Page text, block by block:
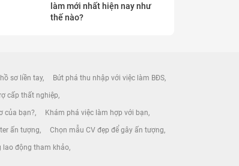
làm mới nhất hiện nay như
thế nào?
sơ liền tay Bứt phá thu nhập với việc làm BĐS
cấp thất nghiệp
của bạn? Khám phá việc làm hợp với bạn
ấn tượng Chọn mẫu CV đẹp để gây ấn tượng
lao động tham khảo